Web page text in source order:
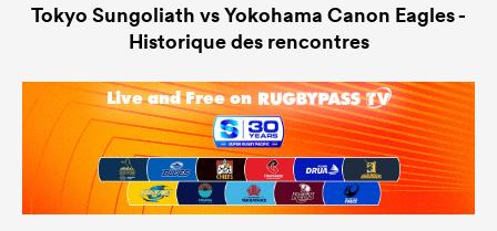
Tokyo Sungoliath vs Yokohama Canon Eagles -
Historique des rencontres